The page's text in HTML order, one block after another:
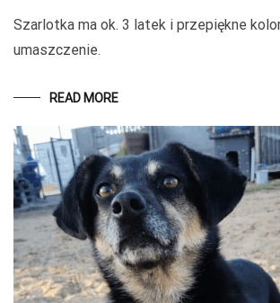
Szarlotka ma ok. 3 latek i przepiękne
umaszczenie.
READ MORE